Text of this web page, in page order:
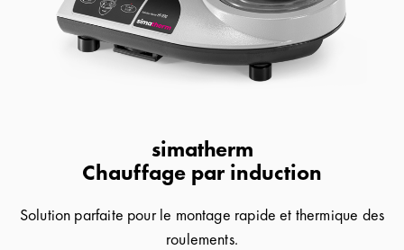
simatherm
Chauffage par induction
Solution parfaite pour le montage rapide et thermique des
roulements.